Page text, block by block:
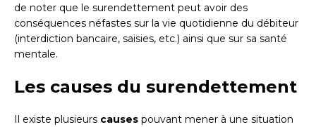
de noter que le surendettement peut avoir des
conséquences néfastes sur la vie quotidienne du débiteur
(interdiction bancaire, saisies, etc.) ainsi que sur sa santé
mentale.
Les causes du surendettement
Il existe plusieurs causes pouvant mener à une situation